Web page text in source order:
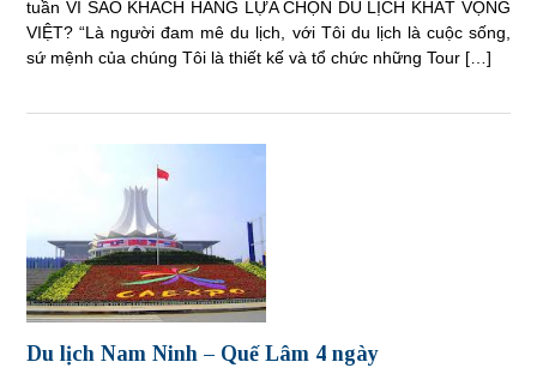
tuần VÌ SAO KHÁCH HÀNG LỰA CHỌN DU LỊCH KHÁT VỌNG
VIỆT? “Là người đam mê du lịch, với Tôi du lịch là cuộc sống,
sứ mệnh của chúng Tôi là thiết kế và tổ chức những Tour […]
Du lịch Nam Ninh – Quế Lâm 4 ngày